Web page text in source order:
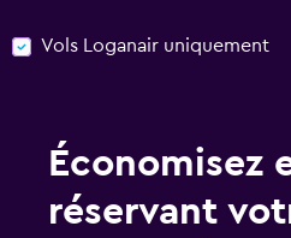
Vols Loganair uniquement
Économisez
réservant